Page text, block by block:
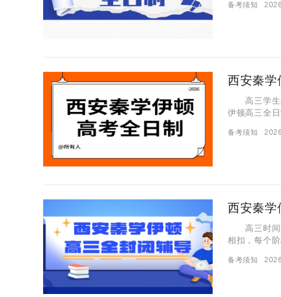
伊顿全日制
备考须知
高三学生和
伊顿高三全
日制课程到
备考须知
西安秦学
高三时间紧
相扣，每个
全封闭辅导
备考须知